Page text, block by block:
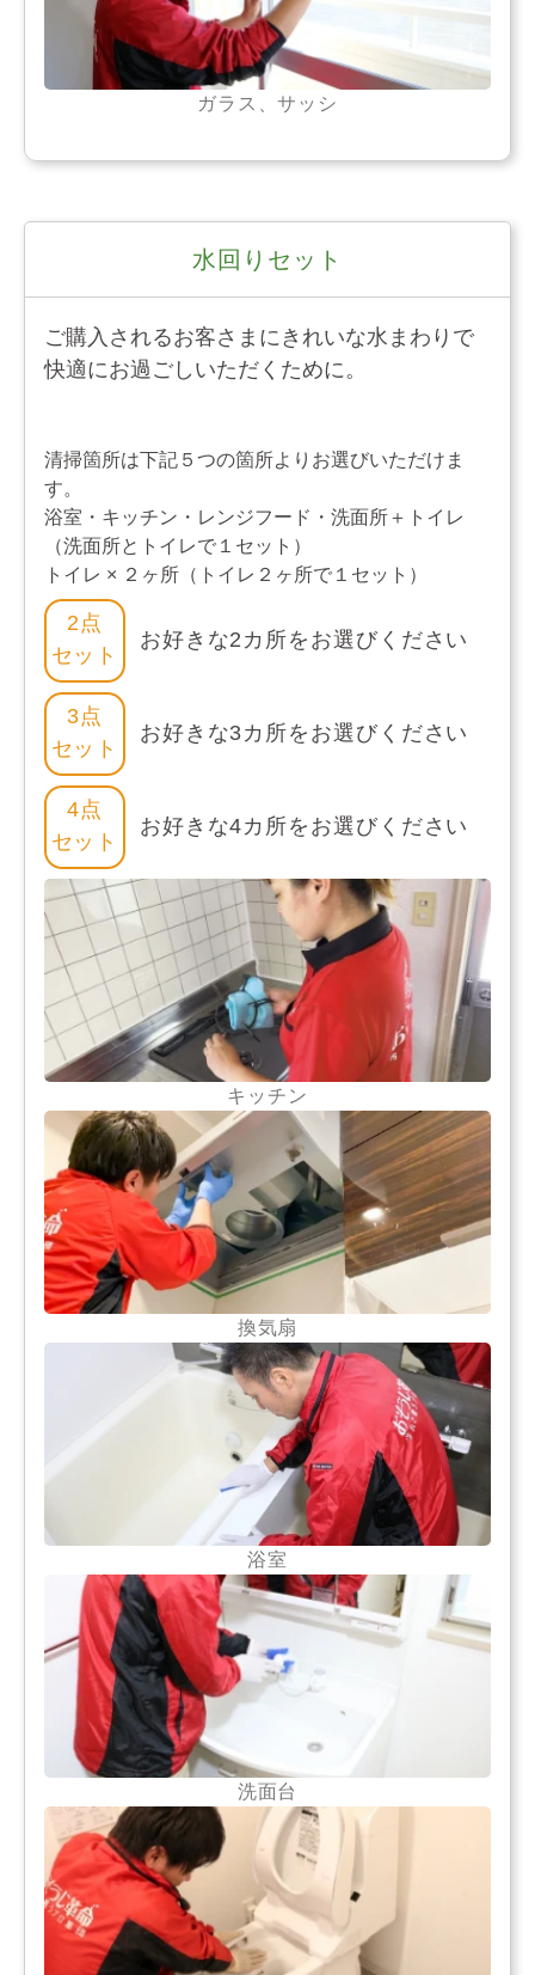
ガラス、サッシ
水回りセット
ご購入されるお客さまにきれいな水まわりで
快適にお過ごしいただくために。
清掃箇所は下記５つの箇所よりお選びいただけま
す。
浴室・キッチン・レンジフード・洗面所＋トイレ
（洗面所とトイレで１セット）
トイレ × ２ヶ所（トイレ２ヶ所で１セット）
2点
セット
お好きな2カ所をお選びください
3点
セット
お好きな3カ所をお選びください
4点
セット
お好きな4カ所をお選びください
キッチン
換気扇
浴室
洗面台